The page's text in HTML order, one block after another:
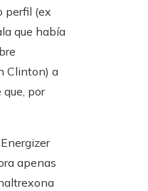
perfil (ex
que había
Clinton) a
por
apenas